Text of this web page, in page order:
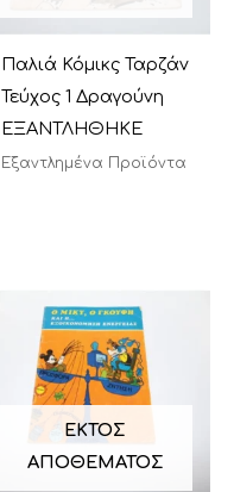
Παλιά Κόμικς Ταρζάν
Τεύχος 1 Δραγούνη
ΕΞΑΝΤΛΗΘΗΚΕ
Εξαντλημένα Προϊόντα
ΕΚΤΌΣ
ΑΠΟΘΈΜΑΤΟΣ